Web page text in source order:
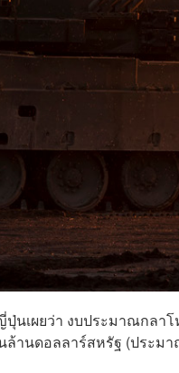
นเผยว่า งบประมาณกลา
ล้านดอลลาร์สหรัฐ (ประม